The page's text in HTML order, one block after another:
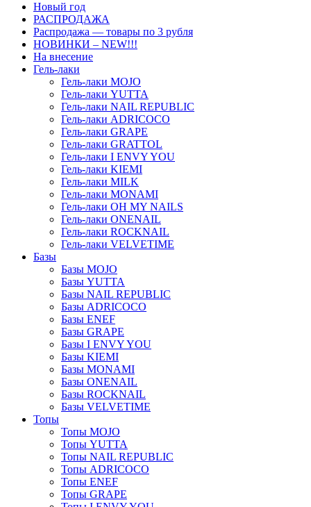
Новый год
РАСПРОДАЖА
Распродажа — товары по 3 рубля
НОВИНКИ – NEW!!!
На внесение
Гель-лаки
Гель-лаки MOJO
Гель-лаки YUTTA
Гель-лаки NAIL REPUBLIC
Гель-лаки ADRICOCO
Гель-лаки GRAPE
Гель-лаки GRATTOL
Гель-лаки I ENVY YOU
Гель-лаки KIEMI
Гель-лаки MILK
Гель-лаки MONAMI
Гель-лаки OH MY NAILS
Гель-лаки ONENAIL
Гель-лаки ROCKNAIL
Гель-лаки VELVETIME
Базы
Базы MOJO
Базы YUTTA
Базы NAIL REPUBLIC
Базы ADRICOCO
Базы ENEF
Базы GRAPE
Базы I ENVY YOU
Базы KIEMI
Базы MONAMI
Базы ONENAIL
Базы ROCKNAIL
Базы VELVETIME
Топы
Топы MOJO
Топы YUTTA
Топы NAIL REPUBLIC
Топы ADRICOCO
Топы ENEF
Топы GRAPE